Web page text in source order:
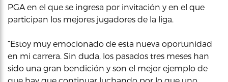
PGA en el que se ingresa por invitación y en el que
participan los mejores jugadores de la liga.
“Estoy muy emocionado de esta nueva oportunidad
en mi carrera. Sin duda, los pasados tres meses han
sido una gran bendición y son el mejor ejemplo de